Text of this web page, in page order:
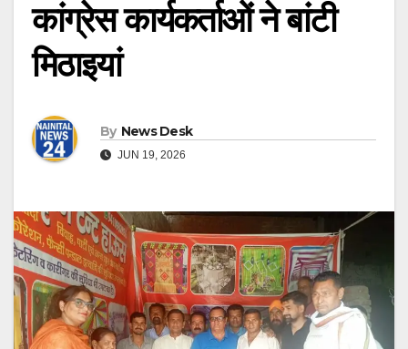
कांग्रेस कार्यकर्ताओं ने बांटी
मिठाइयां
By News Desk
JUN 19, 2026